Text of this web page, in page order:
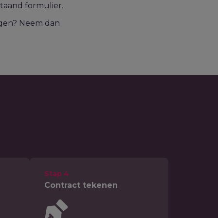
formulier.
Neem dan
Stap 4
Contract tekenen